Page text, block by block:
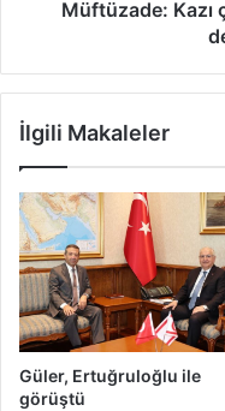
Müftüzade: Kazı
İlgili Makaleler
Güler, Ertuğruloğlu ile
görüştü